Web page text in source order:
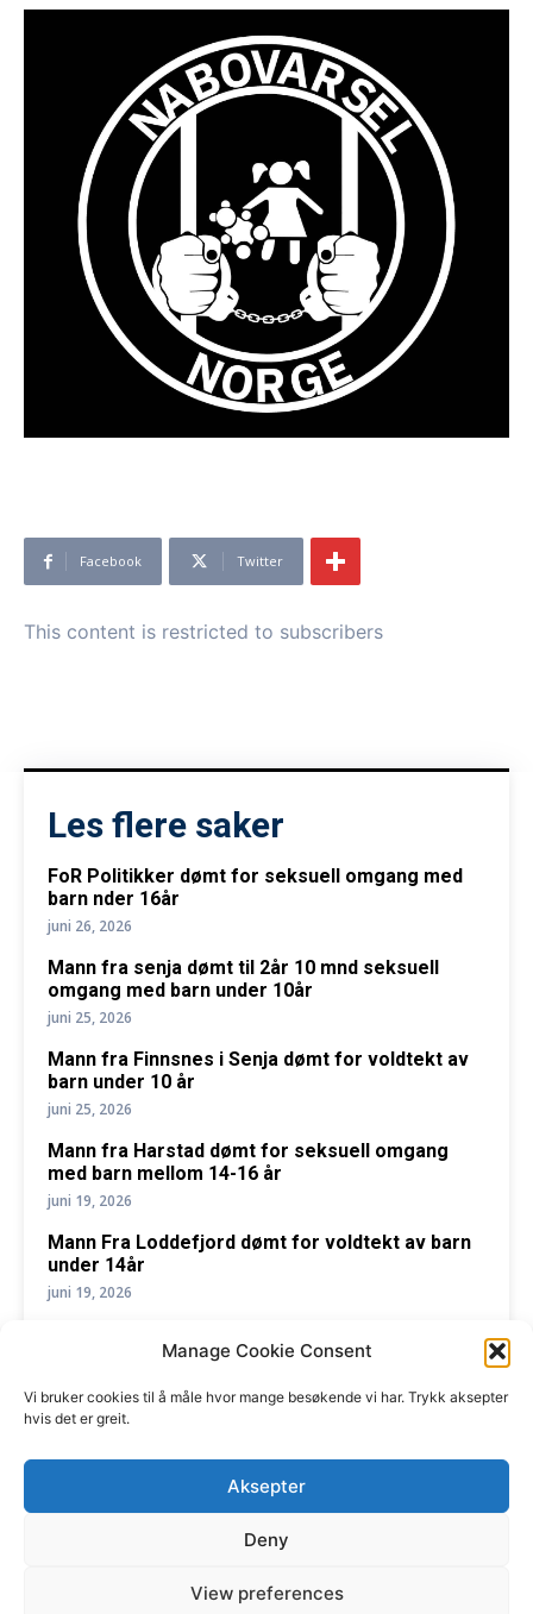
Manage Cookie Consent
Vi bruker cookies til å måle hvor mange besøkende vi har. Trykk aksepter
hvis det er greit.
Aksepter
Deny
View preferences
Facebook Twitter
This content is restricted to subscribers
Les flere saker
FoR Politikker dømt for seksuell omgang med
barn nder 16år
juni 26, 2026
Mann fra senja dømt til 2år 10 mnd seksuell
omgang med barn under 10år
juni 25, 2026
Mann fra Finnsnes i Senja dømt for voldtekt av
barn under 10 år
juni 25, 2026
Mann fra Harstad dømt for seksuell omgang
med barn mellom 14-16 år
juni 19, 2026
Mann Fra Loddefjord dømt for voldtekt av barn
under 14år
juni 19, 2026
Nabovarsel Norge i samarbeid medprivatetterforsker
Etterforsker1
Støtt Nabovarsel, send vipps til 619500